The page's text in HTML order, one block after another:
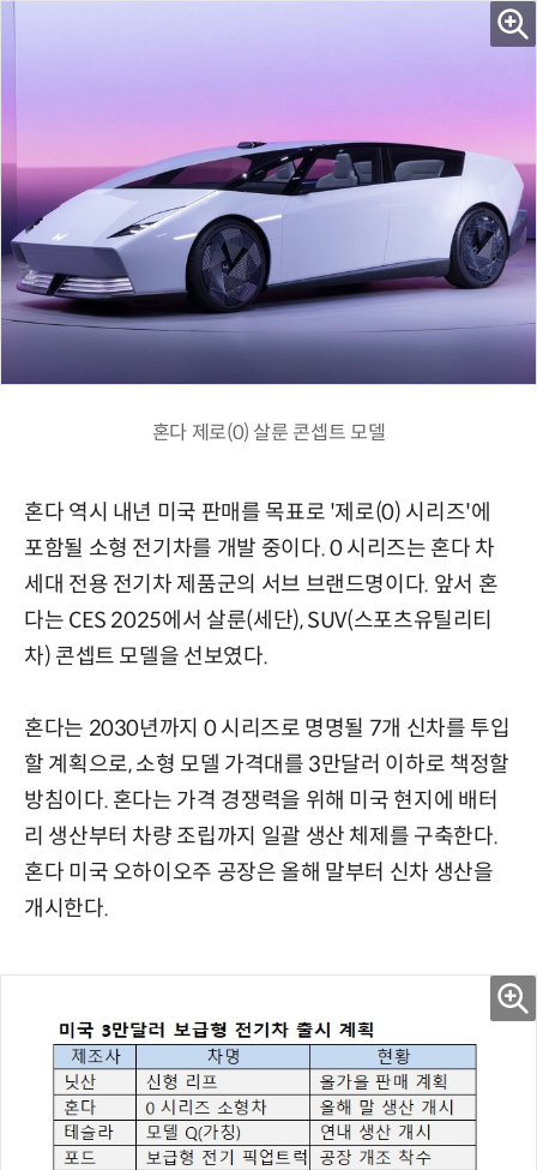
혼다 제로(0) 살룬 콘셉트 모델
혼다 역시 내년 미국 판매를 목표로 '제로(0) 시리즈'에
포함될 소형 전기차를 개발 중이다. 0 시리즈는 혼다 차
세대 전용 전기차 제품군의 서브 브랜드명이다. 앞서 혼
다는 CES 2025에서 살룬(세단), SUV(스포츠유틸리티
차) 콘셉트 모델을 선보였다.
혼다는 2030년까지 0 시리즈로 명명될 7개 신차를 투입
할 계획으로, 소형 모델 가격대를 3만달러 이하로 책정할
방침이다. 혼다는 가격 경쟁력을 위해 미국 현지에 배터
리 생산부터 차량 조립까지 일괄 생산 체제를 구축한다.
혼다 미국 오하이오주 공장은 올해 말부터 신차 생산을
개시한다.